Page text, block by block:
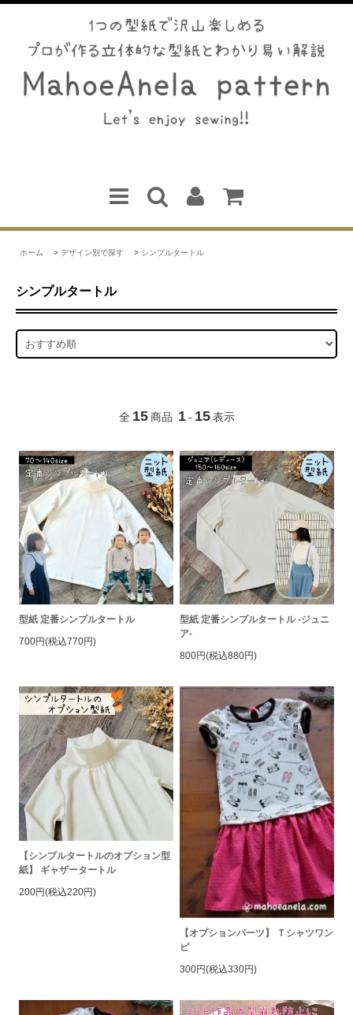
ホーム > デザイン別で探す > シンプルタートル
シンプルタートル
全 15 商品 1 - 15 表示
型紙 定番シンプルタートル
700円(税込770円)
型紙 定番シンプルタートル -ジュニ
ア-
800円(税込880円)
【シンプルタートルのオプション型
紙】 ギャザータートル
200円(税込220円)
【オプションパーツ】 Ｔシャツワン
ピ
300円(税込330円)